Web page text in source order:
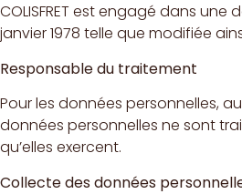
COLISFRET est engagé dans
janvier 1978 telle que modifiée
Responsable du traitement
Pour les données personnelles,
données personnelles ne sont
qu’elles exercent.
Collecte des données